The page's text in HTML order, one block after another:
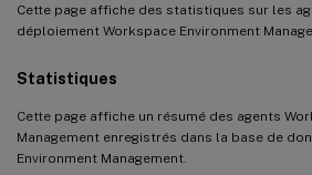
Cette page affiche des statistiques sur les
déploiement Workspace Environment
Statistiques
Cette page affiche un résumé des agents
Management enregistrés dans la base de
Environment Management.